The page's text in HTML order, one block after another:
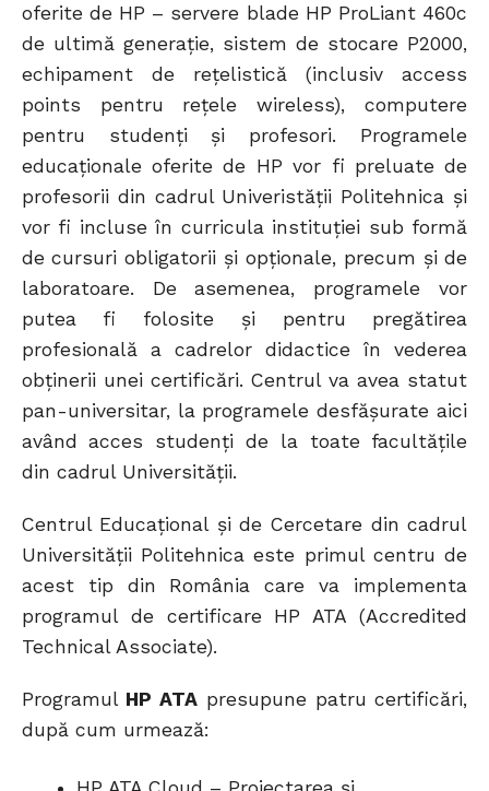
oferite de HP – servere blade HP ProLiant 460c
de ultimă generație, sistem de stocare P2000,
echipament de rețelistică (inclusiv access
points pentru rețele wireless), computere
pentru studenți și profesori. Programele
educaționale oferite de HP vor fi preluate de
profesorii din cadrul Univeristății Politehnica și
vor fi incluse în curricula instituției sub formă
de cursuri obligatorii și opționale, precum și de
laboratoare. De asemenea, programele vor
putea fi folosite și pentru pregătirea
profesională a cadrelor didactice în vederea
obținerii unei certificări. Centrul va avea statut
pan-universitar, la programele desfășurate aici
având acces studenți de la toate facultățile
din cadrul Universității.
Centrul Educațional și de Cercetare din cadrul
Universității Politehnica este primul centru de
acest tip din România care va implementa
programul de certificare HP ATA (Accredited
Technical Associate).
Programul HP ATA presupune patru certificări,
după cum urmează: